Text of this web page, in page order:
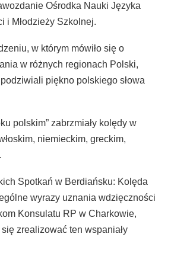
Ośrodka Nauki Języka
i Młodzieży Szkolnej.
w którym mówiło się o
w różnych regionach Polski,
piękno polskiego słowa
polskim” zabrzmiały kolędy w
niemieckim, greckim,
Spotkań w Berdiańsku: Kolęda
wyrazy uznania wdzięczności
Konsulatu RP w Charkowie,
zrealizować ten wspaniały